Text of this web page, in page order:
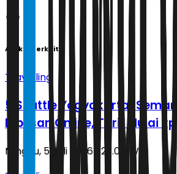
Artikel Terkait
Travelling
5 Shuttle Yogyakarta-
Dipesan Online, Tarif Mulai
Minggu, 5 Juli 2026 | 23.04 WIB